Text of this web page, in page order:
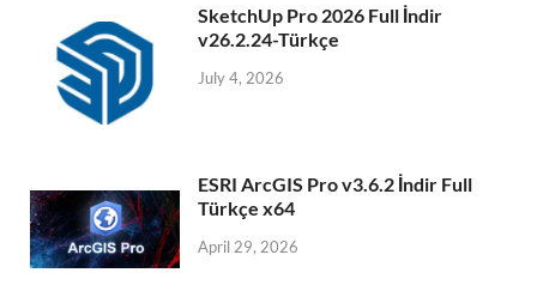
SketchUp Pro 2026 Full İndir
v26.2.24-Türkçe
July 4, 2026
ESRI ArcGIS Pro v3.6.2 İndir Full
Türkçe x64
April 29, 2026